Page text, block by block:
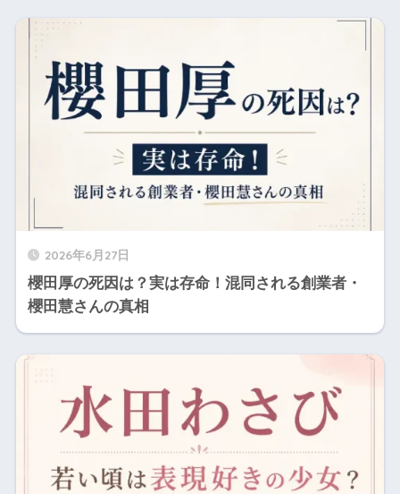
2026年6月27日
櫻田厚の死因は？実は存命！混同される創業者・
櫻田慧さんの真相